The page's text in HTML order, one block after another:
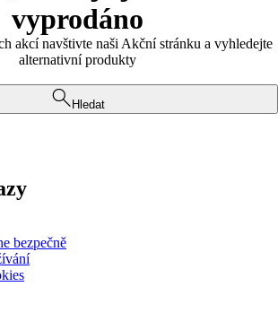
vyprodáno
akcí navštivte naši Akční stránku a vyhledejte
alternativní produkty
Hledat
bezpečně